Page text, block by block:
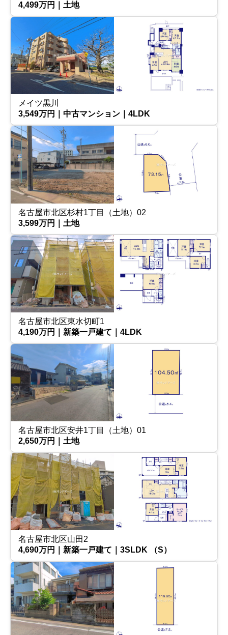
4,499万円｜土地
メイツ黒川
3,549万円｜中古マンション｜4LDK
名古屋市北区杉村1丁目（土地）02
3,599万円｜土地
名古屋市北区東水切町1
4,190万円｜新築一戸建て｜4LDK
名古屋市北区安井1丁目（土地）01
2,650万円｜土地
名古屋市北区山田2
4,690万円｜新築一戸建て｜3SLDK （S）